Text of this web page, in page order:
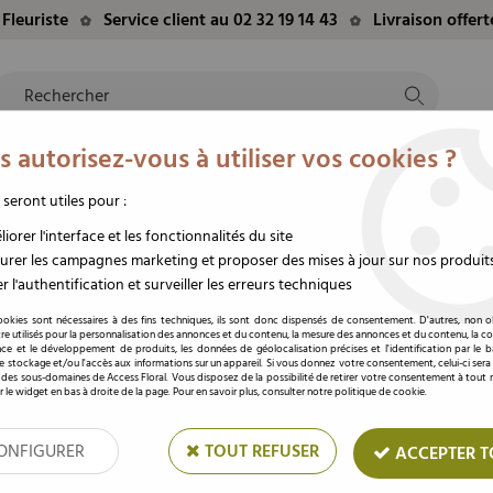
Service client au 02 32 19 14 43 Livraison
EVÈNEMENTS
DU MOMENT
FLEURS/PLANTES DEUIL
x 12 )
Pic Bois "Que
Soyez le premier à donner votre
Prix : Connectez-
Réf. :22NG2382-A3
Pic en bois pour la décoration de
autorisez-vous à utiliser vos cookies ?
seront utiles pour :
l'interface et les fonctionnalités du site
les campagnes marketing et proposer des mises à jour sur nos
l'authentification et surveiller les erreurs techniques
sont nécessaires à des fins techniques, ils sont donc dispensés de consentement. D'autres, non
utilisés pour la personnalisation des annonces et du contenu, la mesure des annonces et du contenu, la
et le développement de produits, les données de géolocalisation précises et l'identification par le
stockage et/ou l'accès aux informations sur un appareil. Si vous donnez votre consentement, celui-ci
des sous-domaines de Access Floral. Vous disposez de la possibilité de retirer votre consentement à tout
le widget en bas à droite de la page. Pour en savoir plus, consulter notre politique de cookie.
TOUT REFUSER ACCEPTER